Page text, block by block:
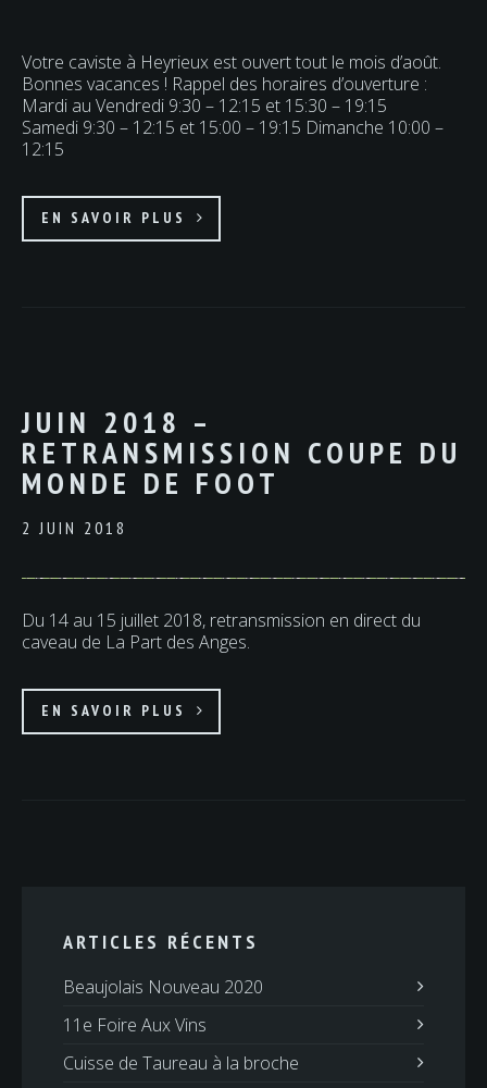
Votre caviste à Heyrieux est ouvert tout le mois d’août.
Bonnes vacances ! Rappel des horaires d’ouverture :
Mardi au Vendredi 9:30 – 12:15 et 15:30 – 19:15
Samedi 9:30 – 12:15 et 15:00 – 19:15 Dimanche 10:00 –
12:15
EN SAVOIR PLUS
JUIN 2018 –
RETRANSMISSION COUPE DU
MONDE DE FOOT
2 JUIN 2018
Du 14 au 15 juillet 2018, retransmission en direct du
caveau de La Part des Anges.
EN SAVOIR PLUS
ARTICLES RÉCENTS
Beaujolais Nouveau 2020
11e Foire Aux Vins
Cuisse de Taureau à la broche